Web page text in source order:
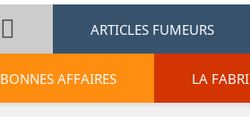
ARTICLES FUMEURS
BONNES AFFAIRES LA